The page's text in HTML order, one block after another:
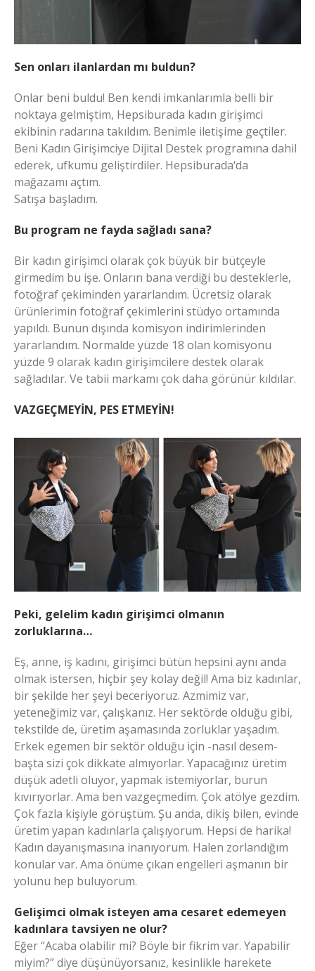
Sen onları ilanlardan mı buldun?
Onlar beni buldu! Ben kendi imkanlarımla belli bir
noktaya gelmiştim, Hepsiburada kadın girişimci
ekibinin radarına takıldım. Benimle iletişime geçtiler.
Beni Kadın Girişimciye Dijital Destek programına dahil
ederek, ufkumu geliştirdiler. Hepsiburada‘da
mağazamı açtım.
Satışa başladım.
Bu program ne fayda sağladı sana?
Bir kadın girişimci olarak çok büyük bir bütçeyle
girmedim bu işe. Onların bana verdiği bu desteklerle,
fotoğraf çekiminden yararlandım. Ücretsiz olarak
ürünlerimin fotoğraf çekimlerini stüdyo ortamında
yapıldı. Bunun dışında komisyon indirimlerinden
yararlandım. Normalde yüzde 18 olan komisyonu
yüzde 9 olarak kadın girişimcilere destek olarak
sağladılar. Ve tabii markamı çok daha görünür kıldılar.
VAZGEÇMEYİN, PES ETMEYİN!
Peki, gelelim kadın girişimci olmanın
zorluklarına…
Eş, anne, iş kadını, girişimci bütün hepsini aynı anda
olmak istersen, hiçbir şey kolay değil! Ama biz kadınlar,
bir şekilde her şeyi beceriyoruz. Azmimiz var,
yeteneğimiz var, çalışkanız. Her sektörde olduğu gibi,
tekstilde de, üretim aşamasında zorluklar yaşadım.
Erkek egemen bir sektör olduğu için -nasıl desem-
başta sizi çok dikkate almıyorlar. Yapacağınız üretim
düşük adetli oluyor, yapmak istemiyorlar, burun
kıvırıyorlar. Ama ben vazgeçmedim. Çok atölye gezdim.
Çok fazla kişiyle görüştüm. Şu anda, dikiş bilen, evinde
üretim yapan kadınlarla çalışıyorum. Hepsi de harika!
Kadın dayanışmasına inanıyorum. Halen zorlandığım
konular var. Ama önüme çıkan engelleri aşmanın bir
yolunu hep buluyorum.
Gelişimci olmak isteyen ama cesaret edemeyen
kadınlara tavsiyen ne olur?
Eğer “Acaba olabilir mi? Böyle bir fikrim var. Yapabilir
miyim?” diye düşünüyorsanız, kesinlikle harekete